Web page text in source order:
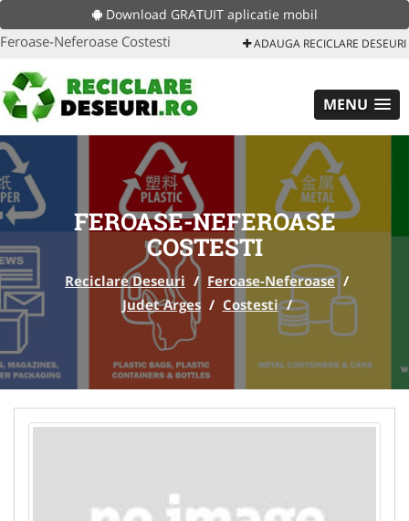
Download GRATUIT aplicatie mobil
Feroase-Neferoase Costesti ADAUGA RECICLARE DESEURI
MENU
FEROASE-NEFEROASE
COSTESTI
Reciclare Deseuri / Feroase-Neferoase /
Judet Arges / Costesti /